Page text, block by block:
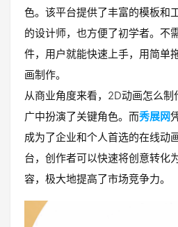
色。该平台提供了丰富的模板和
的设计师，也方便了初学者。不
件，用户就能快速上手，用简单
画制作。
从商业角度来看，2D动画怎么
广中扮演了关键角色。而秀展网
成为了企业和个人首选的在线动
台，创作者可以快速将创意转化
容，极大地提高了市场竞争力。